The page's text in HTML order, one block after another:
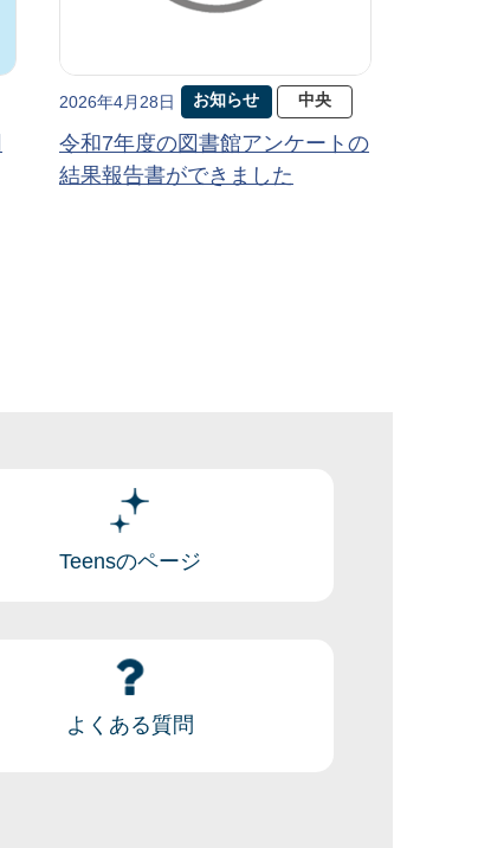
2026年4月28日 お知らせ 中央
令和7年度の図書館アンケートの
結果報告書ができました
Teensのページ
よくある質問